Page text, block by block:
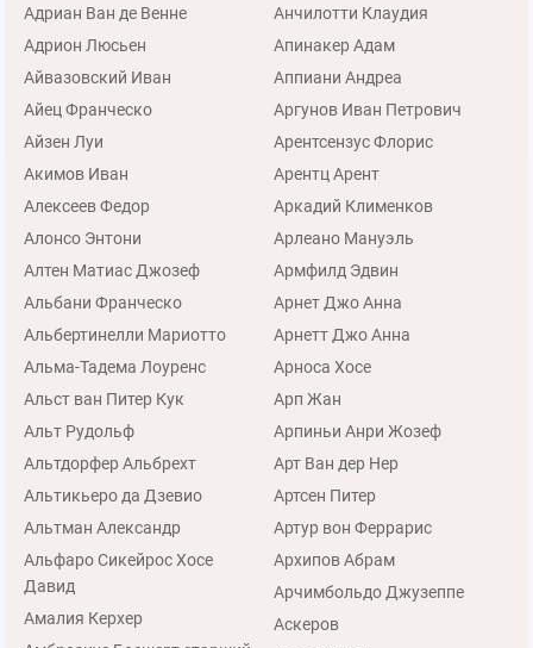
Адриан Ван де Венне
Адрион Люсьен
Айвазовский Иван
Айец Франческо
Айзен Луи
Акимов Иван
Алексеев Федор
Алонсо Энтони
Алтен Матиас Джозеф
Альбани Франческо
Альбертинелли Мариотто
Альма-Тадема Лоуренс
Альст ван Питер Кук
Альт Рудольф
Альтдорфер Альбрехт
Альтикьеро да Дзевио
Альтман Александр
Альфаро Сикейрос Хосе
Давид
Амалия Керхер
Анчилотти Клаудия
Апинакер Адам
Аппиани Андреа
Аргунов Иван Петрович
Арентсензус Флорис
Арентц Арент
Аркадий Клименков
Арлеано Мануэль
Армфилд Эдвин
Арнет Джо Анна
Арнетт Джо Анна
Арноса Хосе
Арп Жан
Арпиньи Анри Жозеф
Арт Ван дер Нер
Артсен Питер
Артур вон Феррарис
Архипов Абрам
Арчимбольдо Джузеппе
Аскеров